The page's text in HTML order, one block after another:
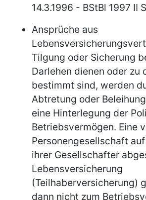
14.3.1996 - BStBl 1997 II
Ansprüche aus
Tilgung oder Sicherung
Darlehen dienen oder zu
bestimmt sind, werden
Abtretung oder
eine Hinterlegung der
Betriebsvermögen. Eine
Personengesellschaft
ihrer Gesellschafter
Lebensversicherung
(Teilhaberversicherung)
dann nicht zum